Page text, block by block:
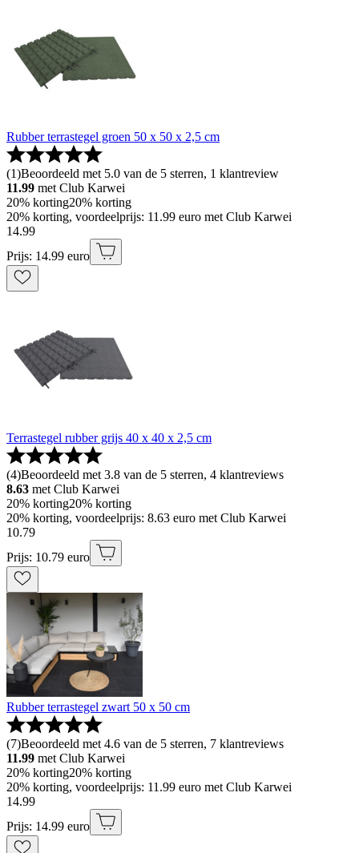
Rubber terrastegel groen 50 x 50 x 2,5 cm
(1)Beoordeeld met 5.0 van de 5 sterren, 1 klantreview
11.99 met Club Karwei
20% korting20% korting
20% korting, voordeelprijs: 11.99 euro met Club Karwei
14.99
Prijs: 14.99 euro
Terrastegel rubber grijs 40 x 40 x 2,5 cm
(4)Beoordeeld met 3.8 van de 5 sterren, 4 klantreviews
8.63 met Club Karwei
20% korting20% korting
20% korting, voordeelprijs: 8.63 euro met Club Karwei
10.79
Prijs: 10.79 euro
Rubber terrastegel zwart 50 x 50 cm
(7)Beoordeeld met 4.6 van de 5 sterren, 7 klantreviews
11.99 met Club Karwei
20% korting20% korting
20% korting, voordeelprijs: 11.99 euro met Club Karwei
14.99
Prijs: 14.99 euro